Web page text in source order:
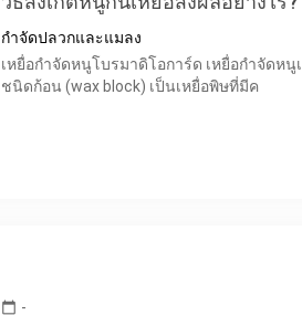
กำจัดปลวกและแมลง
เหยื่อกำจัดหนูโบรมาดิโอการ์ด เหยื่อกำจัดหนูเเบบชนิดเม็ดเป็นเหยื่อพิษที่ทำให้หนูตายเมื่อกินเข้าไป เป็นยาเบื่อหนู
ชนิดก้อน (wax block) เป็นเหยื่อพิษที่มีค
calendar_today -